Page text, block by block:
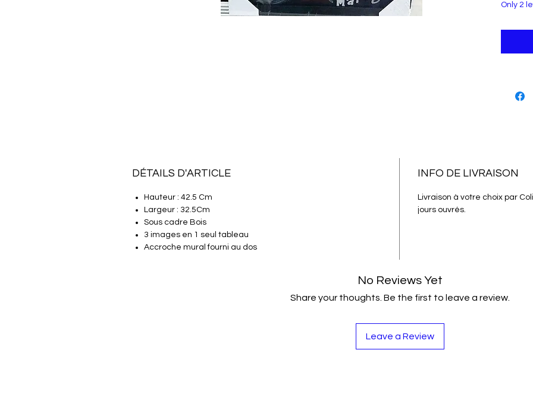
Only 2
DÉTAILS D'ARTICLE
Hauteur : 42.5 Cm
Largeur : 32.5Cm
Sous cadre Bois
3 images en 1 seul tableau
Accroche mural fourni au dos
INFO DE LIVRAISON
Livraison à votre choix par
jours ouvrés.
No Reviews Yet
Share your thoughts. Be the first to leave a review.
Leave a Review